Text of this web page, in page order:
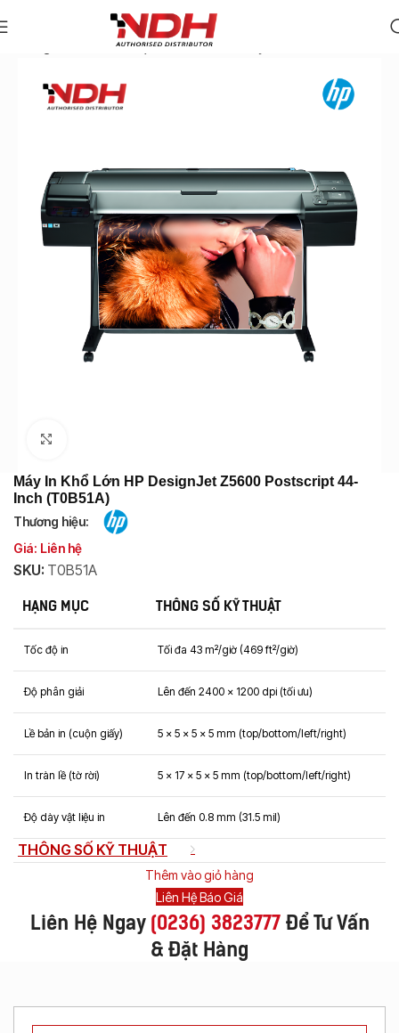
Danh Mục Sản Phẩm
Máy In Khổ Lớn HP DesignJet Z5600 Postscript 44-
Inch (T0B51A)
Thương hiệu:
Giá: Liên hệ
SKU: T0B51A
HẠNG MỤC THÔNG SỐ KỸ THUẬT
Tốc độ in Tối đa 43 m²/giờ (469 ft²/giờ)
Độ phân giải Lên đến 2400 x 1200 dpi (tối ưu)
Lề bản in (cuộn giấy) 5 x 5 x 5 x 5 mm (top/bottom/left/right)
In tràn lề (tờ rời) 5 x 17 x 5 x 5 mm (top/bottom/left/right)
Độ dày vật liệu in Lên đến 0.8 mm (31.5 mil)
THÔNG SỐ KỸ THUẬT
Thêm vào giỏ hàng
Liên Hệ Báo Giá
Liên Hệ Ngay (0236) 3823777Để Tư Vấn
& Đặt Hàng